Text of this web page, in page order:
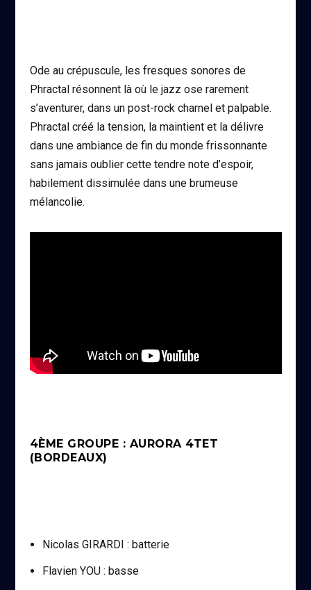
Ode au crépuscule, les fresques sonores de
Phractal résonnent là où le jazz ose rarement
s’aventurer, dans un post-rock charnel et palpable.
Phractal créé la tension, la maintient et la délivre
dans une ambiance de fin du monde frissonnante
sans jamais oublier cette tendre note d’espoir,
habilement dissimulée dans une brumeuse
mélancolie.
4ÈME GROUPE : AURORA 4TET
(BORDEAUX)
Nicolas GIRARDI : batterie
Flavien YOU : basse